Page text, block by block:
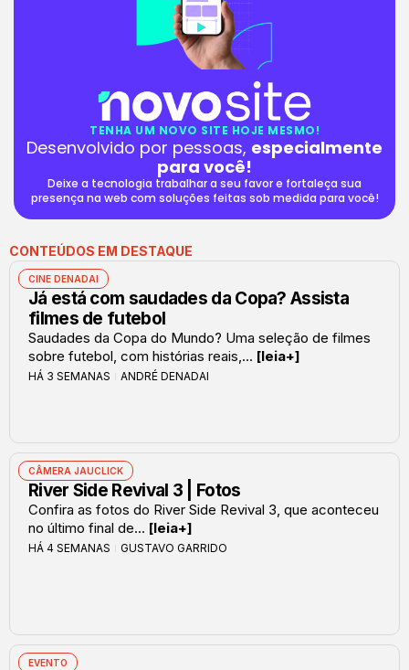
TENHA UM NOVO SITE HOJE MESMO!
Desenvolvido por pessoas, especialmente
para você!
Deixe a tecnologia trabalhar a seu favor e fortaleça sua
presença na web com soluções feitas sob medida para você!
CONTEÚDOS EM DESTAQUE
CINE DENADAI
Já está com saudades da Copa? Assista
filmes de futebol
Saudades da Copa do Mundo? Uma seleção de filmes
sobre futebol, com histórias reais,... [leia+]
HÁ 3 SEMANAS ANDRÉ DENADAI
CÂMERA JAUCLICK
River Side Revival 3 | Fotos
Confira as fotos do River Side Revival 3, que aconteceu
no último final de... [leia+]
HÁ 4 SEMANAS GUSTAVO GARRIDO
EVENTO